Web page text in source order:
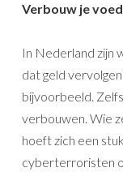
Verbouw je
In Nederland zijn
dat geld
bijvoorbeeld.
verbouwen. Wie
hoeft zich een
cyberterroristen